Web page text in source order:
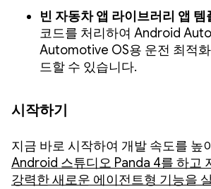
빈 자동차 앱 라이브러리 앱 템
코드를 처리하여 Android
Automotive OS용 운전 최적
드할 수 있습니다.
시작하기
지금 바로 시작하여 개발 속도를 높
Android 스튜디오 Panda 4를 하고
강력한 새로운 에이전트형 기능을